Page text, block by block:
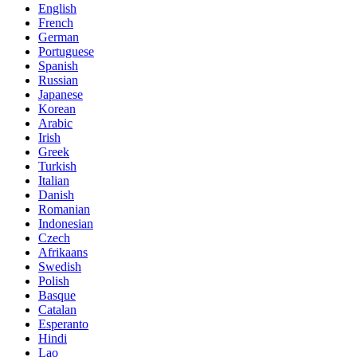
English
French
German
Portuguese
Spanish
Russian
Japanese
Korean
Arabic
Irish
Greek
Turkish
Italian
Danish
Romanian
Indonesian
Czech
Afrikaans
Swedish
Polish
Basque
Catalan
Esperanto
Hindi
Lao